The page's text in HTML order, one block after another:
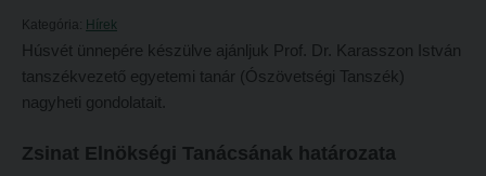
Jelentkezési lapok, nyomtatványok
Intézményi pontok
Intézményi pontok igazolása
Hitéleti képzések jelentkezési lapja
Kategória: Hírek
Húsvét ünnepére készülve ajánljuk Prof. Dr. Karasszon István
tanszékvezető egyetemi tanár (Ószövetségi Tanszék)
nagyheti gondolatait.
Zsinat Elnökségi Tanácsának határozata